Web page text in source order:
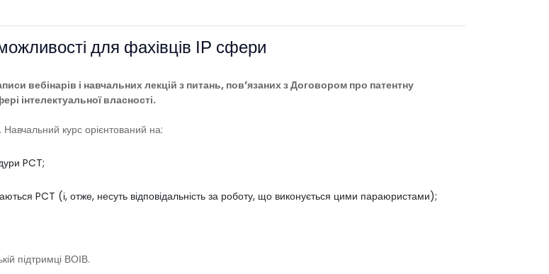
для фахівців ІР сфери
вебінарів і навчальних лекцій з питань, пов’язаних з Договором про патентну
інтелектуальної власності.
курс орієнтований на:
PCT;
PCT (і, отже, несуть відповідальність за роботу, що виконується цими параюристами);
підтримці ВОІВ.